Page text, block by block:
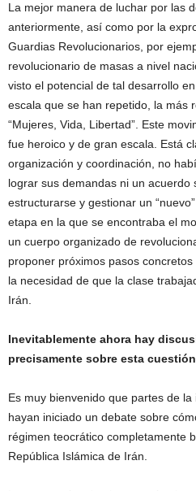
La mejor manera de luchar por las
anteriormente, así como por la
Guardias Revolucionarios, por
revolucionario de masas a nivel
visto el potencial de tal desarrollo
escala que se han repetido, la más
“Mujeres, Vida, Libertad”. Este
fue heroico y de gran escala. Está
organización y coordinación, no
lograr sus demandas ni un acuerdo
estructurarse y gestionar un
etapa en la que se encontraba el
un cuerpo organizado de
proponer próximos pasos
la necesidad de que la clase
Irán.
Inevitablemente ahora hay
precisamente sobre esta
Es muy bienvenido que partes de
hayan iniciado un debate sobre
régimen teocrático completamente
República Islámica de Irán.